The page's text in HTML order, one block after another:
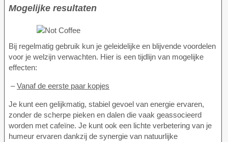
Mogelijke resultaten
Bij regelmatig gebruik kun je geleidelijke en blijvende voordelen
voor je welzijn verwachten. Hier is een tijdlijn van mogelijke
effecten:
–Vanaf de eerste paar kopjes
Je kunt een gelijkmatig, stabiel gevoel van energie ervaren,
zonder de scherpe pieken en dalen die vaak geassocieerd
worden met cafeïne. Je kunt ook een lichte verbetering van je
humeur ervaren dankzij de synergie van natuurlijke